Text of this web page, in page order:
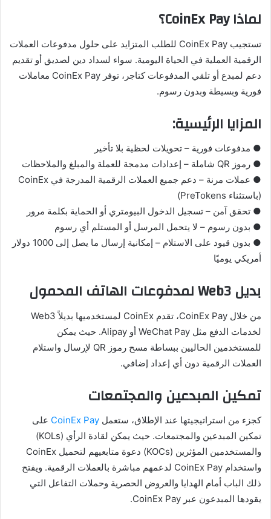
لماذا CoinEx Pay؟
تستجيب CoinEx Pay للطلب المتزايد على حلول مدفوعات العملات
الرقمية العملية في الحياة اليومية. سواء لسداد دين لصديق أو تقديم
دعم لمبدع أو تلقي المدفوعات كتاجر، توفر CoinEx Pay معاملات
فورية وبسيطة وبدون رسوم.
المزايا الرئيسية:
● مدفوعات فورية – تحويلات لحظية بلا تأخير
● رموز QR شاملة – إعدادات مدمجة للعملة والمبلغ والملاحظات
● عملات مرنة – دعم جميع العملات الرقمية المدرجة في CoinEx
(باستثناء PreTokens)
● تحقق آمن – تسجيل الدخول البيومتري أو الحماية بكلمة مرور
● بدون رسوم – لا يتحمل المرسل أو المستلم أي رسوم
● بدون قيود على الاستلام – إمكانية إرسال ما يصل إلى 1000 دولار
أمريكي يوميًا
بديل Web3 لمدفوعات الهاتف المحمول
من خلال CoinEx Pay، تقدم CoinEx لمستخدميها بديلاً Web3
لخدمات الدفع مثل WeChat Pay أو Alipay. حيث يمكن
للمستخدمين الحاليين ببساطة مسح رموز QR لإرسال واستلام
العملات الرقمية دون أي إعداد إضافي.
تمكين المبدعين والمجتمعات
كجزء من استراتيجيتها عند الإطلاق، ستعمل CoinEx Pay على
تمكين المبدعين والمجتمعات. حيث يمكن لقادة الرأي (KOLs)
والمستخدمين المؤثرين (KOCs) دعوة متابعيهم لتحميل CoinEx
واستخدام CoinEx Pay لدعمهم مباشرة بالعملات الرقمية. ويفتح
ذلك الباب أمام الهدايا والعروض الحصرية وحملات التفاعل التي
يقودها المبدعون عبر CoinEx Pay.